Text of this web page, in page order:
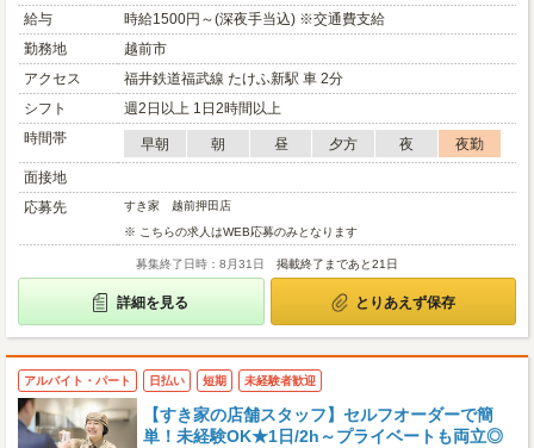
給与
時給1500円～(深夜手当込) ※交通費支給
勤務地
越前市
アクセス
福井鉄道福武線 たけふ新駅 車 2分
シフト
週2日以上 1日2時間以上
時間帯
早朝 朝 昼 夕方 夜
夜勤
面接地
応募先
すき家 越前押田店
※ こちらの求人はWEB応募のみとなります
募集終了日時：8月31日 掲載終了まであと21日
詳細を見る とりあえず保存
アルバイト・パート 日払い 短期 未経験者歓迎
【すき家の店舗スタッフ】セルフオーダーで簡
単！未経験OK★1日/2h～プライベートも両立◎